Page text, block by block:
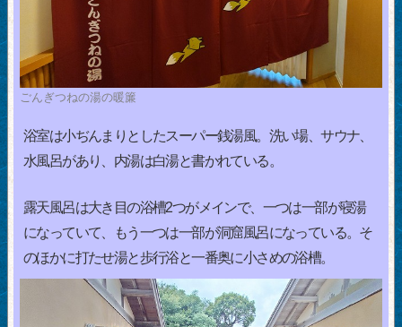
ごんぎつねの湯の暖簾
浴室は小ぢんまりとしたスーパー銭湯風。洗い場、サウナ、
水風呂があり、内湯は白湯と書かれている。
露天風呂は大き目の浴槽2つがメインで、一つは一部が寝湯
になっていて、もう一つは一部が洞窟風呂になっている。そ
のほかに打たせ湯と歩行浴と一番奥に小さめの浴槽。